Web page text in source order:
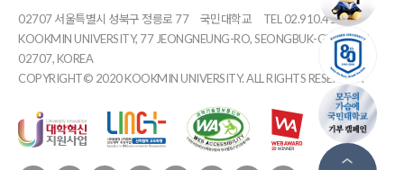
02707 서울특별시 성북구 정릉로 77 국민대학교
TEL 02.910.4114
KOOKMIN UNIVERSITY, 77 JEONGNEUNG-RO, SEONGBUK-GU, SEOUL,
02707, KOREA
COPYRIGHT© 2020 KOOKMIN UNIVERSITY. ALL RIGHTS RESERVED.